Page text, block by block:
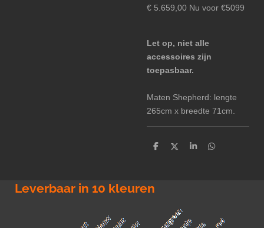
€ 5.659,00 Nu voor €5099
Let op, niet alle
accessoires zijn
toepasbaar.
Maten Shepherd: lengte
265cm x breedte 71cm.
D
D
S
D
Leverbaar in 10 kleuren